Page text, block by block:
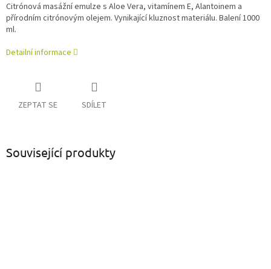
Citrónová masážní emulze s Aloe Vera, vitamínem E, Alantoinem a
přírodním citrónovým olejem. Vynikající kluznost materiálu. Balení 1000
ml.
Detailní informace
ZEPTAT SE SDÍLET
Související produkty